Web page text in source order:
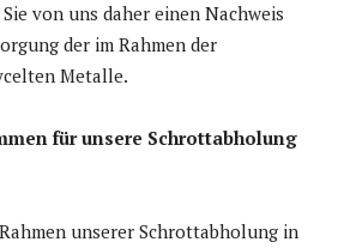
von uns daher einen Nachweis
der im Rahmen der
Metalle.
für unsere Schrottabholung
unserer Schrottabholung in